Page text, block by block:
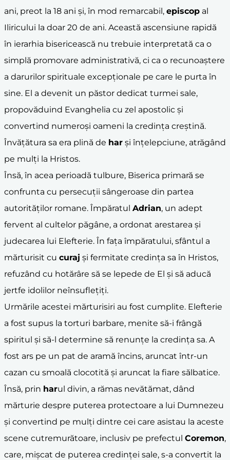
ani, preot la 18 ani și, în mod remarcabil, episcop al
Iliricului la doar 20 de ani. Această ascensiune rapidă
în ierarhia bisericească nu trebuie interpretată ca o
simplă promovare administrativă, ci ca o recunoaștere
a darurilor spirituale excepționale pe care le purta în
sine. El a devenit un păstor dedicat turmei sale,
propovăduind Evanghelia cu zel apostolic și
convertind numeroși oameni la credința creștină.
Învățătura sa era plină de har și înțelepciune, atrăgând
pe mulți la Hristos.
Însă, în acea perioadă tulbure, Biserica primară se
confrunta cu persecuții sângeroase din partea
autorităților romane. Împăratul Adrian, un adept
fervent al cultelor păgâne, a ordonat arestarea și
judecarea lui Elefterie. În fața împăratului, sfântul a
mărturisit cu curaj și fermitate credința sa în Hristos,
refuzând cu hotărâre să se lepede de El și să aducă
jertfe idolilor neînsuflețiți.
Urmările acestei mărturisiri au fost cumplite. Elefterie
a fost supus la torturi barbare, menite să-i frângă
spiritul și să-l determine să renunțe la credința sa. A
fost ars pe un pat de aramă încins, aruncat într-un
cazan cu smoală clocotită și aruncat la fiare sălbatice.
Însă, prin harul divin, a rămas nevătămat, dând
mărturie despre puterea protectoare a lui Dumnezeu
și convertind pe mulți dintre cei care asistau la aceste
scene cutremurătoare, inclusiv pe prefectul Coremon,
care, mișcat de puterea credinței sale, s-a convertit la